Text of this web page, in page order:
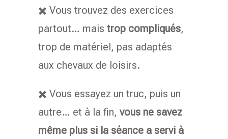
✖️ Vous trouvez des exercices
partout… mais trop compliqués,
trop de matériel, pas adaptés
aux chevaux de loisirs.
✖️ Vous essayez un truc, puis un
autre… et à la fin, vous ne savez
même plus si la séance a servi à